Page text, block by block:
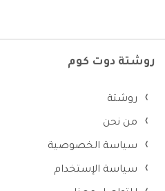
روشتة دوت كوم
روشتة
من نحن
سياسة الخصوصية
سياسة الإستخدام